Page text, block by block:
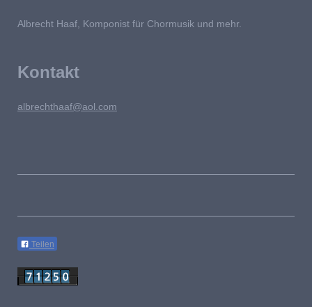
Albrecht Haaf, Komponist für Chormusik und mehr.
Kontakt
albrechthaaf@aol.com
Teilen